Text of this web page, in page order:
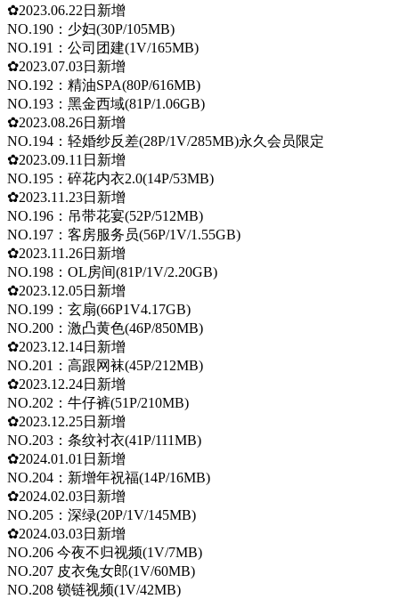
✿2023.06.22日新增
NO.190：少妇(30P/105MB)
NO.191：公司团建(1V/165MB)
✿2023.07.03日新增
NO.192：精油SPA(80P/616MB)
NO.193：黑金西域(81P/1.06GB)
✿2023.08.26日新增
NO.194：轻婚纱反差(28P/1V/285MB)永久会员限定
✿2023.09.11日新增
NO.195：碎花内衣2.0(14P/53MB)
✿2023.11.23日新增
NO.196：吊带花宴(52P/512MB)
NO.197：客房服务员(56P/1V/1.55GB)
✿2023.11.26日新增
NO.198：OL房间(81P/1V/2.20GB)
✿2023.12.05日新增
NO.199：玄扇(66P1V4.17GB)
NO.200：激凸黄色(46P/850MB)
✿2023.12.14日新增
NO.201：高跟网袜(45P/212MB)
✿2023.12.24日新增
NO.202：牛仔裤(51P/210MB)
✿2023.12.25日新增
NO.203：条纹衬衣(41P/111MB)
✿2024.01.01日新增
NO.204：新增年祝福(14P/16MB)
✿2024.02.03日新增
NO.205：深绿(20P/1V/145MB)
✿2024.03.03日新增
NO.206 今夜不归视频(1V/7MB)
NO.207 皮衣兔女郎(1V/60MB)
NO.208 锁链视频(1V/42MB)